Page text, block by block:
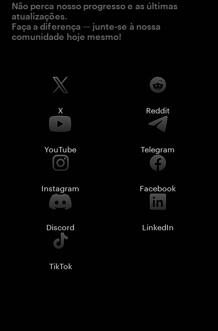
Não perca nosso progresso e as últimas
atualizações.
Faça a diferença — junte-se à nossa
comunidade hoje mesmo!
X Reddit
YouTube Telegram
Instagram Facebook
Discord LinkedIn
TikTok